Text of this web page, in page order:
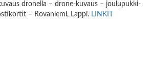
dronella – drone-kuvaus – joulupukki-
– Rovaniemi, Lappi. LINKIT